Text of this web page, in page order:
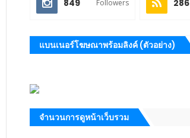
849 Followers 286
แบนเนอร์โฆษณาพร้อมลิงค์ (ตัวอย่าง)
จำนวนการดูหน้าเว็บรวม